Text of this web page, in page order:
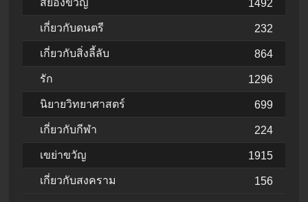
สยองขวัญ 1492
เกี่ยวกับดนตรี 232
เกี่ยวกับสิ่งลี้ลับ 864
รัก 1296
นิยายวิทยาศาสตร์ 699
เกี่ยวกับกีฬา 224
เขย่าขวัญ 1915
เกี่ยวกับสงคราม 156